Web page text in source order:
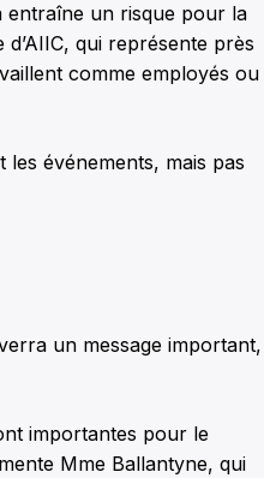
entraîne un risque pour la
qui représente près
comme employés ou
événements, mais pas
un message important,
importantes pour le
Mme Ballantyne, qui